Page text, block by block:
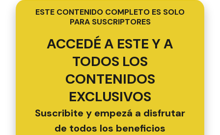
ESTE CONTENIDO COMPLETO ES SOLO
PARA SUSCRIPTORES
ACCEDÉ A ESTE Y A
TODOS LOS
CONTENIDOS
EXCLUSIVOS
Suscribite y empezá a disfrutar
de todos los beneficios